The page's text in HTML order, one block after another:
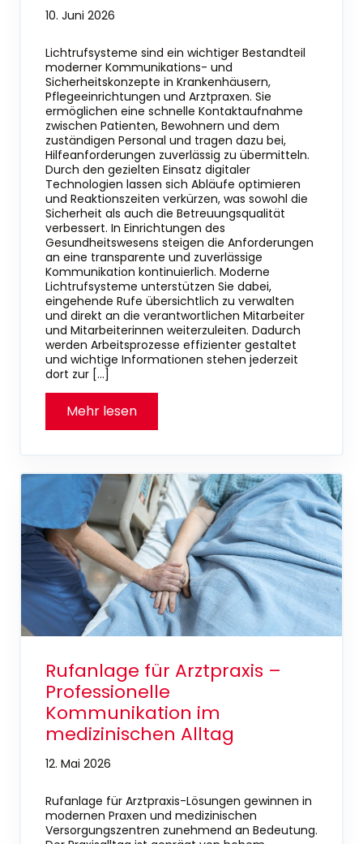
10. Juni 2026
Lichtrufsysteme sind ein wichtiger Bestandteil
moderner Kommunikations- und
Sicherheitskonzepte in Krankenhäusern,
Pflegeeinrichtungen und Arztpraxen. Sie
ermöglichen eine schnelle Kontaktaufnahme
zwischen Patienten, Bewohnern und dem
zuständigen Personal und tragen dazu bei,
Hilfeanforderungen zuverlässig zu übermitteln.
Durch den gezielten Einsatz digitaler
Technologien lassen sich Abläufe optimieren
und Reaktionszeiten verkürzen, was sowohl die
Sicherheit als auch die Betreuungsqualität
verbessert. In Einrichtungen des
Gesundheitswesens steigen die Anforderungen
an eine transparente und zuverlässige
Kommunikation kontinuierlich. Moderne
Lichtrufsysteme unterstützen Sie dabei,
eingehende Rufe übersichtlich zu verwalten
und direkt an die verantwortlichen Mitarbeiter
und Mitarbeiterinnen weiterzuleiten. Dadurch
werden Arbeitsprozesse effizienter gestaltet
und wichtige Informationen stehen jederzeit
dort zur […]
Rufanlage für Arztpraxis –
Professionelle
Kommunikation im
medizinischen Alltag
12. Mai 2026
Rufanlage für Arztpraxis-Lösungen gewinnen in
modernen Praxen und medizinischen
Versorgungszentren zunehmend an Bedeutung.